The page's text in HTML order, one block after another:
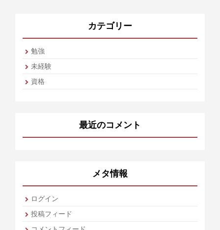
カテゴリー
勉強
未経験
資格
最近のコメント
メタ情報
ログイン
投稿フィード